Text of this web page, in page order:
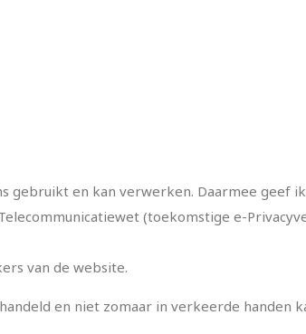
en kan verwerken. Daarmee geef
(toekomstige e-
van de website.
en niet zomaar in verkeerde handen